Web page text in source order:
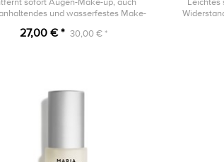
und wasserfestes Make-
27,00 € * 30,00 € *